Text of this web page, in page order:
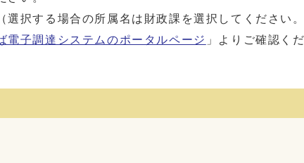
択する場合の所属名は財政課を選択してください。
電子調達システムのポータルページ 」よりご確認く